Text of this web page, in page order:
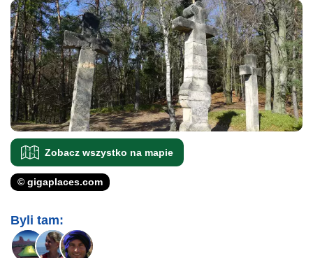
Zobacz wszystko na mapie
© gigaplaces.com
Byli tam: